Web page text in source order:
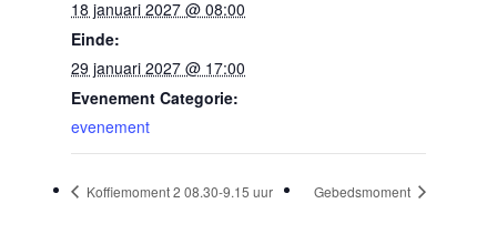
18 januari 2027 @ 08:00
Einde:
29 januari 2027 @ 17:00
Evenement Categorie:
evenement
Koffiemoment 2 08.30-9.15 uur Gebedsmoment